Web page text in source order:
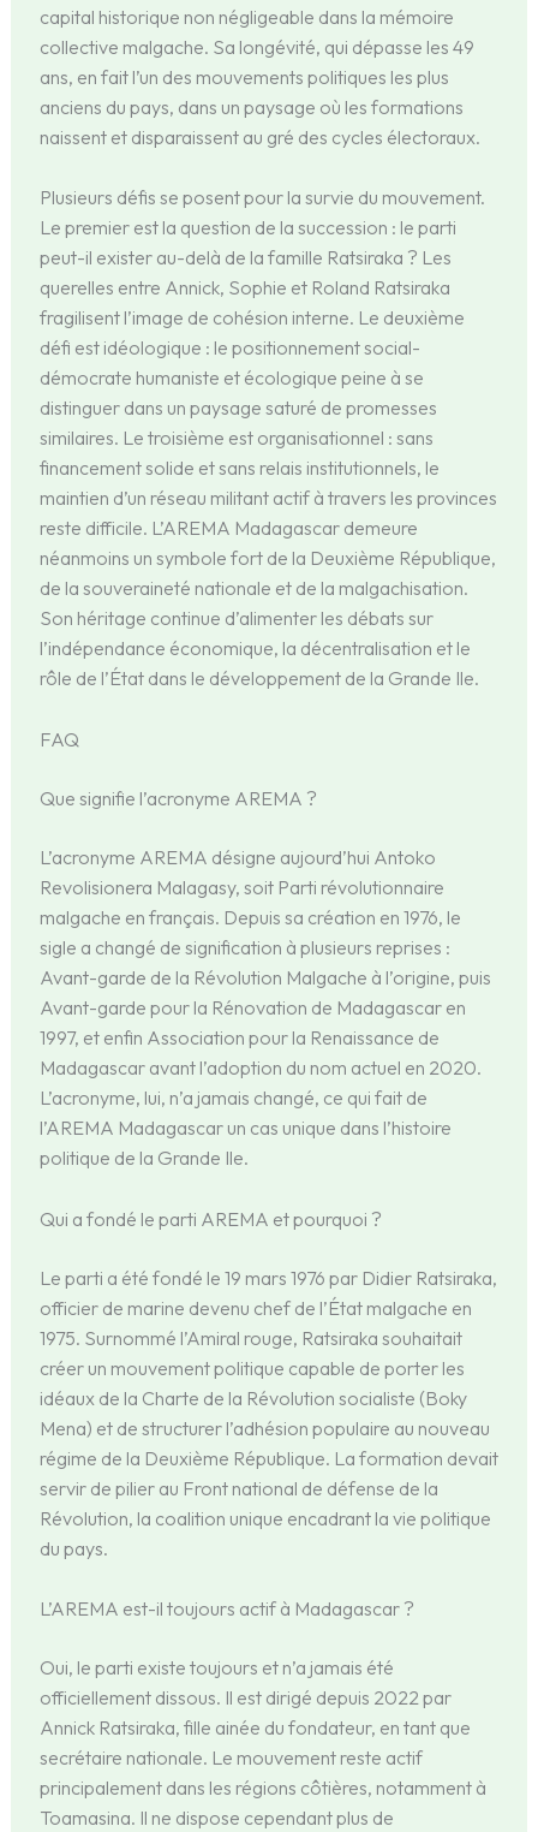
capital historique non négligeable dans la mémoire
collective malgache. Sa longévité, qui dépasse les 49
ans, en fait l’un des mouvements politiques les plus
anciens du pays, dans un paysage où les formations
naissent et disparaissent au gré des cycles électoraux.
Plusieurs défis se posent pour la survie du mouvement.
Le premier est la question de la succession : le parti
peut-il exister au-delà de la famille Ratsiraka ? Les
querelles entre Annick, Sophie et Roland Ratsiraka
fragilisent l’image de cohésion interne. Le deuxième
défi est idéologique : le positionnement social-
démocrate humaniste et écologique peine à se
distinguer dans un paysage saturé de promesses
similaires. Le troisième est organisationnel : sans
financement solide et sans relais institutionnels, le
maintien d’un réseau militant actif à travers les provinces
reste difficile. L’AREMA Madagascar demeure
néanmoins un symbole fort de la Deuxième République,
de la souveraineté nationale et de la malgachisation.
Son héritage continue d’alimenter les débats sur
l’indépendance économique, la décentralisation et le
rôle de l’État dans le développement de la Grande Ile.
FAQ
Que signifie l’acronyme AREMA ?
L’acronyme AREMA désigne aujourd’hui Antoko
Revolisionera Malagasy, soit Parti révolutionnaire
malgache en français. Depuis sa création en 1976, le
sigle a changé de signification à plusieurs reprises :
Avant-garde de la Révolution Malgache à l’origine, puis
Avant-garde pour la Rénovation de Madagascar en
1997, et enfin Association pour la Renaissance de
Madagascar avant l’adoption du nom actuel en 2020.
L’acronyme, lui, n’a jamais changé, ce qui fait de
l’AREMA Madagascar un cas unique dans l’histoire
politique de la Grande Ile.
Qui a fondé le parti AREMA et pourquoi ?
Le parti a été fondé le 19 mars 1976 par Didier Ratsiraka,
officier de marine devenu chef de l’État malgache en
1975. Surnommé l’Amiral rouge, Ratsiraka souhaitait
créer un mouvement politique capable de porter les
idéaux de la Charte de la Révolution socialiste (Boky
Mena) et de structurer l’adhésion populaire au nouveau
régime de la Deuxième République. La formation devait
servir de pilier au Front national de défense de la
Révolution, la coalition unique encadrant la vie politique
du pays.
L’AREMA est-il toujours actif à Madagascar ?
Oui, le parti existe toujours et n’a jamais été
officiellement dissous. Il est dirigé depuis 2022 par
Annick Ratsiraka, fille ainée du fondateur, en tant que
secrétaire nationale. Le mouvement reste actif
principalement dans les régions côtières, notamment à
Toamasina. Il ne dispose cependant plus de